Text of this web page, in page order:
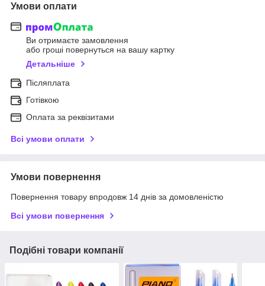
Умови оплати
Ви отримаєте замовлення
або гроші повернуться на вашу картку
Детальніше
Післяплата
Готівкою
Оплата за реквізитами
Всі умови оплати
Умови повернення
Повернення товару впродовж 14 днів за домовленістю
Всі умови повернення
Подібні товари компанії